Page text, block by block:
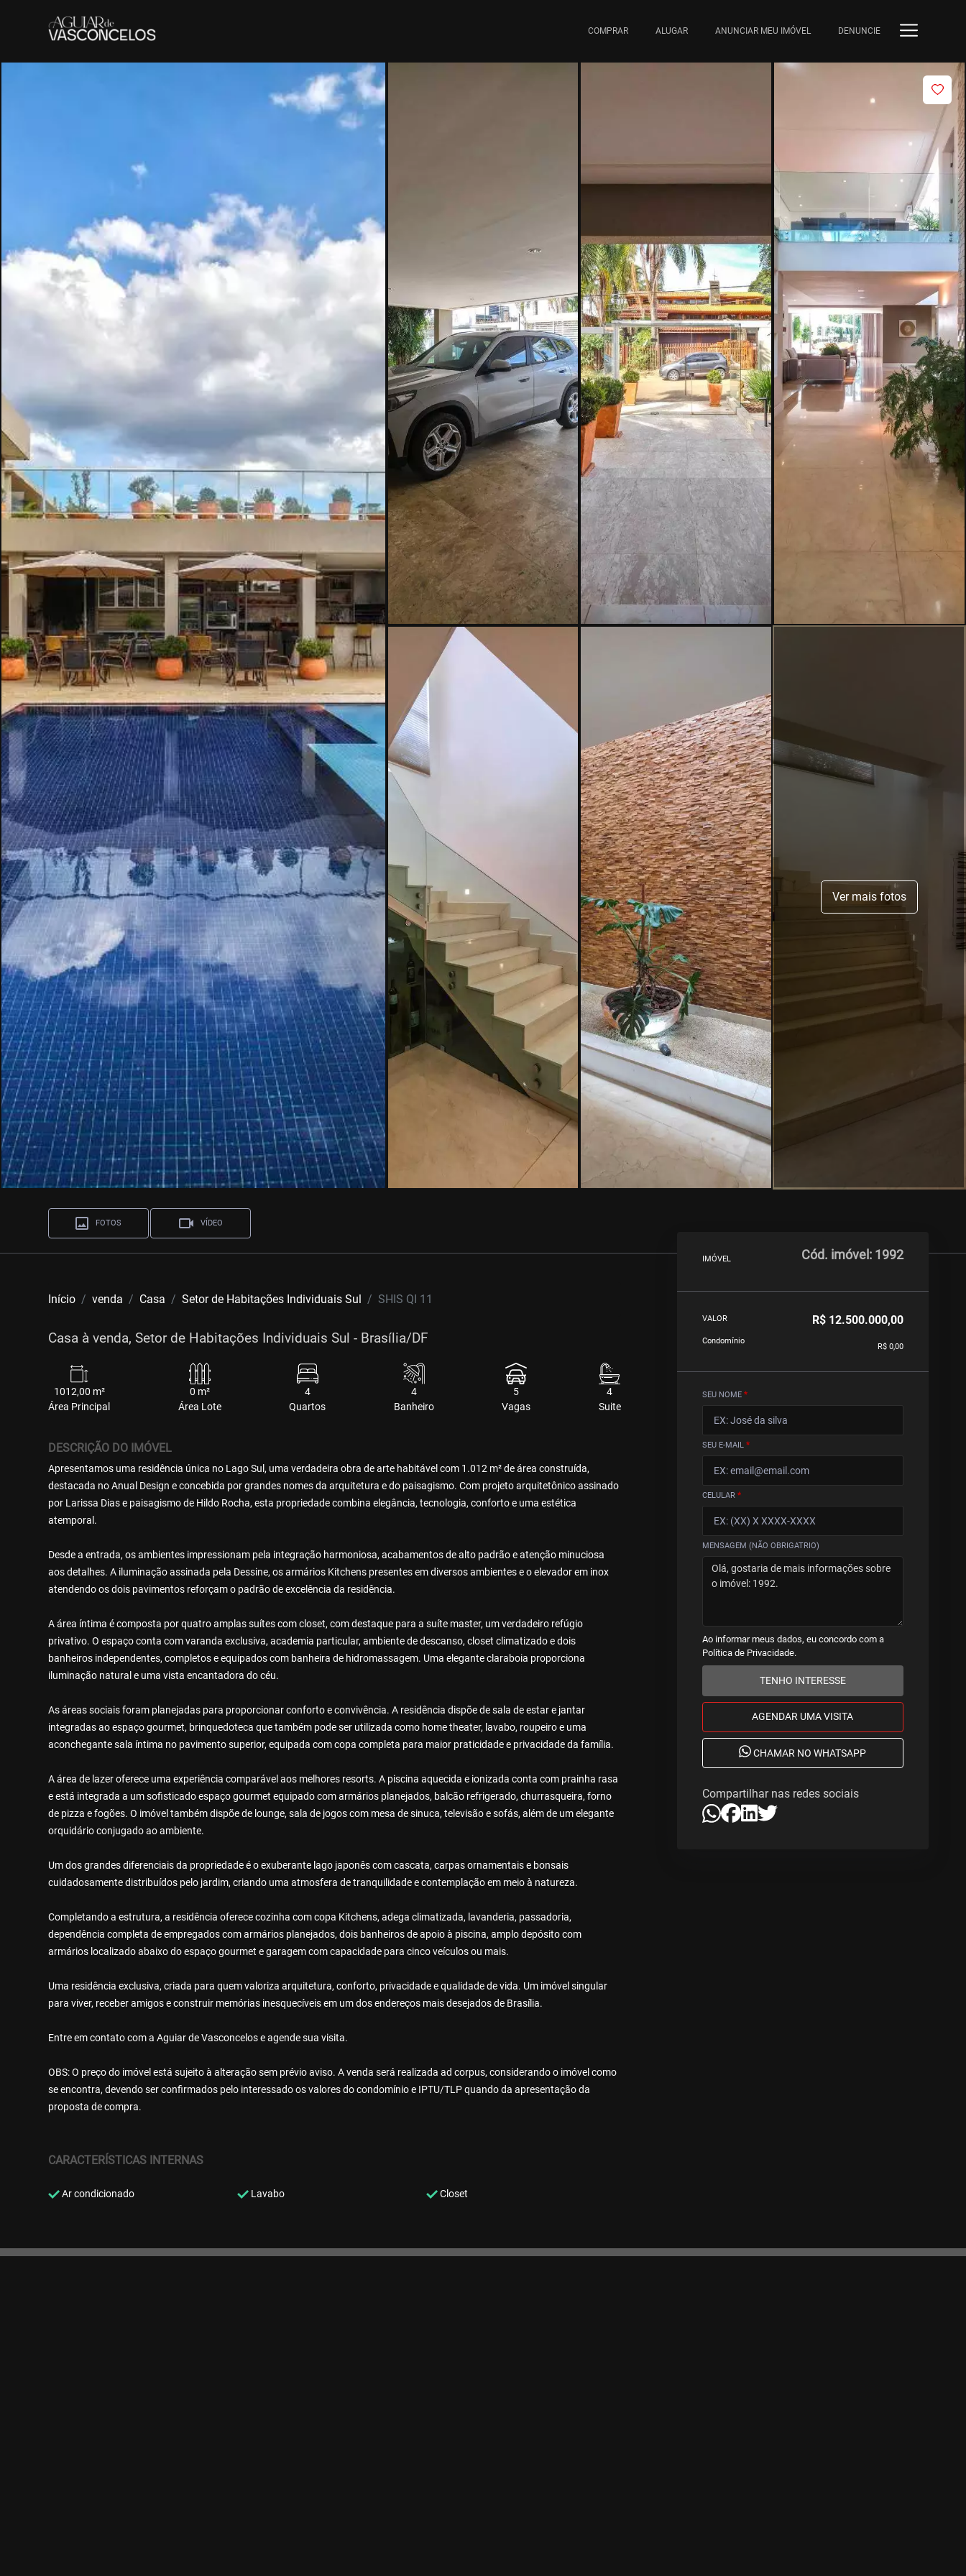
COMPRAR ALUGAR ANUNCIAR MEU IMÓVEL DENUNCIE
Ver mais fotos
FOTOS VÍDEO
Início venda Casa Setor de Habitações Individuais Sul SHIS QI 11
Casa à venda, Setor de Habitações Individuais Sul - Brasília/DF
1012,00 m²
Área Principal
0 m²
Área Lote
4
Quartos
4
Banheiro
5
Vagas
4
Suite
DESCRIÇÃO DO IMÓVEL
Apresentamos uma residência única no Lago Sul, uma verdadeira obra de arte habitável com 1.012 m² de área construída,
destacada no Anual Design e concebida por grandes nomes da arquitetura e do paisagismo. Com projeto arquitetônico assinado
por Larissa Dias e paisagismo de Hildo Rocha, esta propriedade combina elegância, tecnologia, conforto e uma estética
atemporal.
Desde a entrada, os ambientes impressionam pela integração harmoniosa, acabamentos de alto padrão e atenção minuciosa
aos detalhes. A iluminação assinada pela Dessine, os armários Kitchens presentes em diversos ambientes e o elevador em inox
atendendo os dois pavimentos reforçam o padrão de excelência da residência.
A área íntima é composta por quatro amplas suítes com closet, com destaque para a suíte master, um verdadeiro refúgio
privativo. O espaço conta com varanda exclusiva, academia particular, ambiente de descanso, closet climatizado e dois
banheiros independentes, completos e equipados com banheira de hidromassagem. Uma elegante claraboia proporciona
iluminação natural e uma vista encantadora do céu.
As áreas sociais foram planejadas para proporcionar conforto e convivência. A residência dispõe de sala de estar e jantar
integradas ao espaço gourmet, brinquedoteca que também pode ser utilizada como home theater, lavabo, roupeiro e uma
aconchegante sala íntima no pavimento superior, equipada com copa completa para maior praticidade e privacidade da família.
A área de lazer oferece uma experiência comparável aos melhores resorts. A piscina aquecida e ionizada conta com prainha rasa
e está integrada a um sofisticado espaço gourmet equipado com armários planejados, balcão refrigerado, churrasqueira, forno
de pizza e fogões. O imóvel também dispõe de lounge, sala de jogos com mesa de sinuca, televisão e sofás, além de um elegante
orquidário conjugado ao ambiente.
Um dos grandes diferenciais da propriedade é o exuberante lago japonês com cascata, carpas ornamentais e bonsais
cuidadosamente distribuídos pelo jardim, criando uma atmosfera de tranquilidade e contemplação em meio à natureza.
Completando a estrutura, a residência oferece cozinha com copa Kitchens, adega climatizada, lavanderia, passadoria,
dependência completa de empregados com armários planejados, dois banheiros de apoio à piscina, amplo depósito com
armários localizado abaixo do espaço gourmet e garagem com capacidade para cinco veículos ou mais.
Uma residência exclusiva, criada para quem valoriza arquitetura, conforto, privacidade e qualidade de vida. Um imóvel singular
para viver, receber amigos e construir memórias inesquecíveis em um dos endereços mais desejados de Brasília.
Entre em contato com a Aguiar de Vasconcelos e agende sua visita.
OBS: O preço do imóvel está sujeito à alteração sem prévio aviso. A venda será realizada ad corpus, considerando o imóvel como
se encontra, devendo ser confirmados pelo interessado os valores do condomínio e IPTU/TLP quando da apresentação da
proposta de compra.
CARACTERÍSTICAS INTERNAS
Ar condicionado Lavabo Closet
IMÓVEL Cód. imóvel: 1992
VALOR R$ 12.500.000,00
Condomínio
R$ 0,00
SEU NOME *
SEU E-MAIL *
CELULAR *
MENSAGEM (NÃO OBRIGATRIO)
Ao informar meus dados, eu concordo com a
Política de Privacidade.
TENHO INTERESSE
AGENDAR UMA VISITA
CHAMAR NO WHATSAPP
Compartilhar nas redes sociais